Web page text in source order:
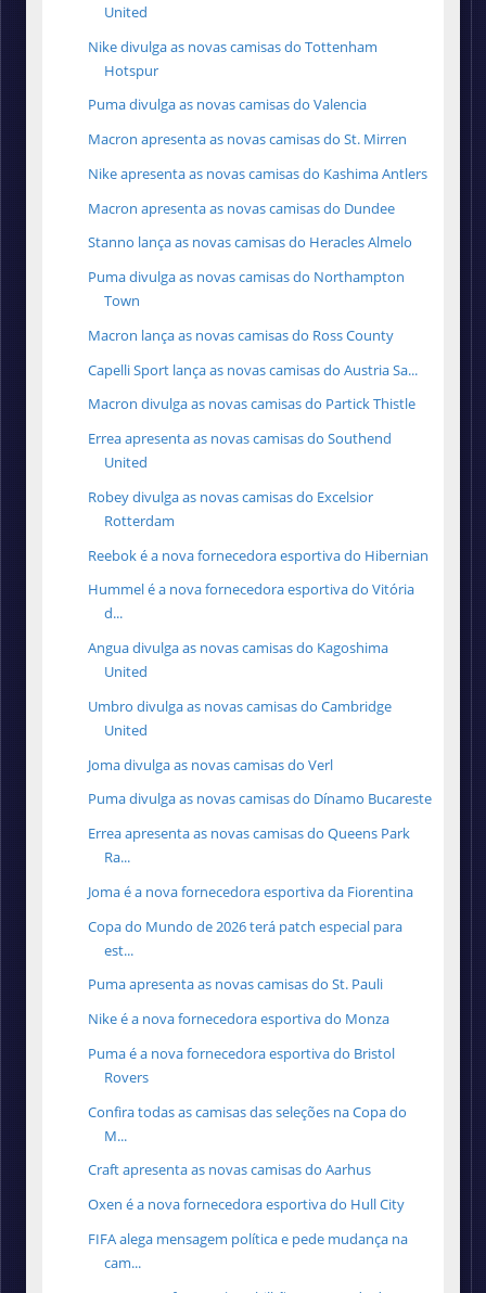
United
Nike divulga as novas camisas do Tottenham
Hotspur
Puma divulga as novas camisas do Valencia
Macron apresenta as novas camisas do St. Mirren
Nike apresenta as novas camisas do Kashima Antlers
Macron apresenta as novas camisas do Dundee
Stanno lança as novas camisas do Heracles Almelo
Puma divulga as novas camisas do Northampton
Town
Macron lança as novas camisas do Ross County
Capelli Sport lança as novas camisas do Austria Sa...
Macron divulga as novas camisas do Partick Thistle
Errea apresenta as novas camisas do Southend
United
Robey divulga as novas camisas do Excelsior
Rotterdam
Reebok é a nova fornecedora esportiva do Hibernian
Hummel é a nova fornecedora esportiva do Vitória
d...
Angua divulga as novas camisas do Kagoshima
United
Umbro divulga as novas camisas do Cambridge
United
Joma divulga as novas camisas do Verl
Puma divulga as novas camisas do Dínamo Bucareste
Errea apresenta as novas camisas do Queens Park
Ra...
Joma é a nova fornecedora esportiva da Fiorentina
Copa do Mundo de 2026 terá patch especial para
est...
Puma apresenta as novas camisas do St. Pauli
Nike é a nova fornecedora esportiva do Monza
Puma é a nova fornecedora esportiva do Bristol
Rovers
Confira todas as camisas das seleções na Copa do
M...
Craft apresenta as novas camisas do Aarhus
Oxen é a nova fornecedora esportiva do Hull City
FIFA alega mensagem política e pede mudança na
cam...